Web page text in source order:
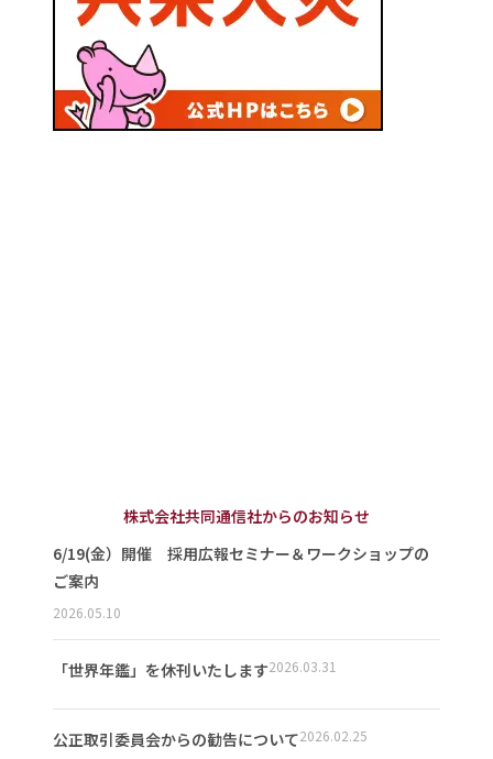
株式会社共同通信社からのお知らせ
6/19(金）開催 採用広報セミナー＆ワークショップの
ご案内
2026.05.10
「世界年鑑」を休刊いたします2026.03.31
公正取引委員会からの勧告について2026.02.25